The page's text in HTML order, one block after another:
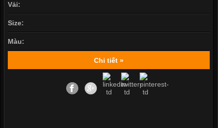
Vải:
Size:
Màu:
Chi tiết »